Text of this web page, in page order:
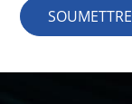
SOUMETTRE